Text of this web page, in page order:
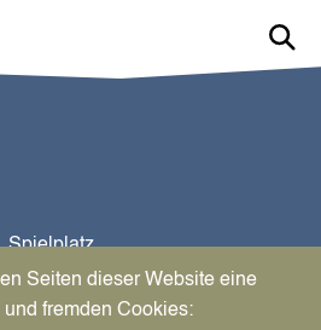
Spielplatz
(Ehrenmal)
Seiten dieser Website eine
fremden Cookies: